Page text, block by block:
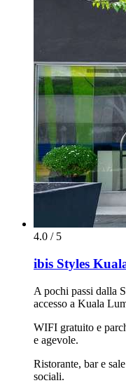
4.0 / 5
ibis Styles
A pochi passi dalla
accesso a Kuala
WIFI gratuito e
e agevole.
Ristorante, bar e
sociali.